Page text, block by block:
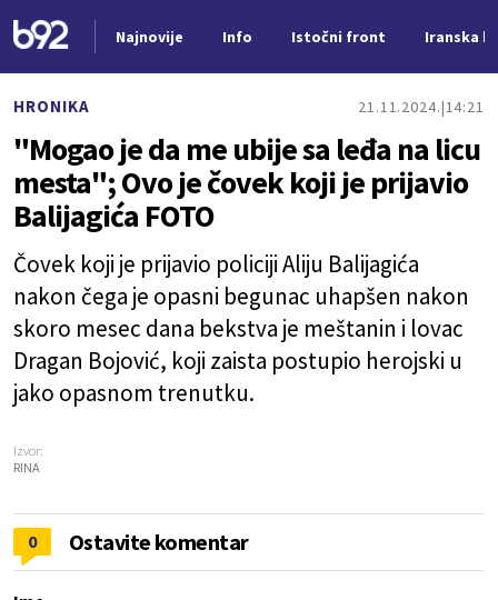
Najnovije Info Istočni front Iranska
HRONIKA 21.11.2024. 14:21
"Mogao je da me ubije sa leđa na licu
mesta"; Ovo je čovek koji je prijavio
Balijagića FOTO
Čovek koji je prijavio policiji Aliju Balijagića
nakon čega je opasni begunac uhapšen nakon
skoro mesec dana bekstva je meštanin i lovac
Dragan Bojović, koji zaista postupio herojski u
jako opasnom trenutku.
Izvor:
RINA
0 Ostavite komentar